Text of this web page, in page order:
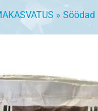
» Söödad